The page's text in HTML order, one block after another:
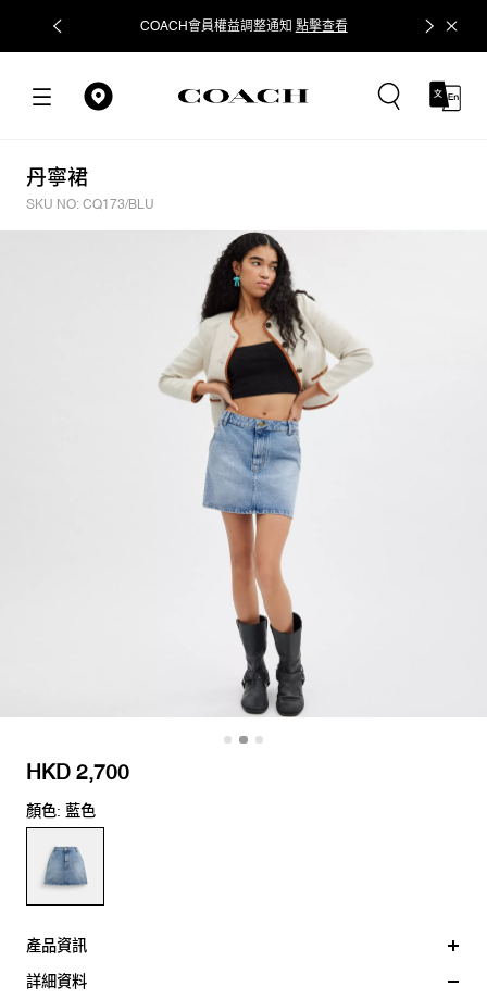
COACH會員權益調整通知 點擊查看 立即追蹤
丹寧裙
SKU NO: CQ173/BLU
HKD 2,700
顏色: 藍色
產品資訊
詳細資料